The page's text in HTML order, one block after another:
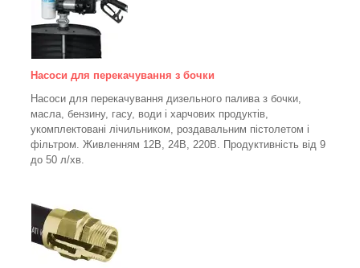
Насоси для перекачування з бочки
Насоси для перекачування дизельного палива з бочки,
масла, бензину, гасу, води і харчових продуктів,
укомплектовані лічильником, роздавальним пістолетом і
фільтром. Живленням 12В, 24В, 220В. Продуктивність від 9
до 50 л/хв.